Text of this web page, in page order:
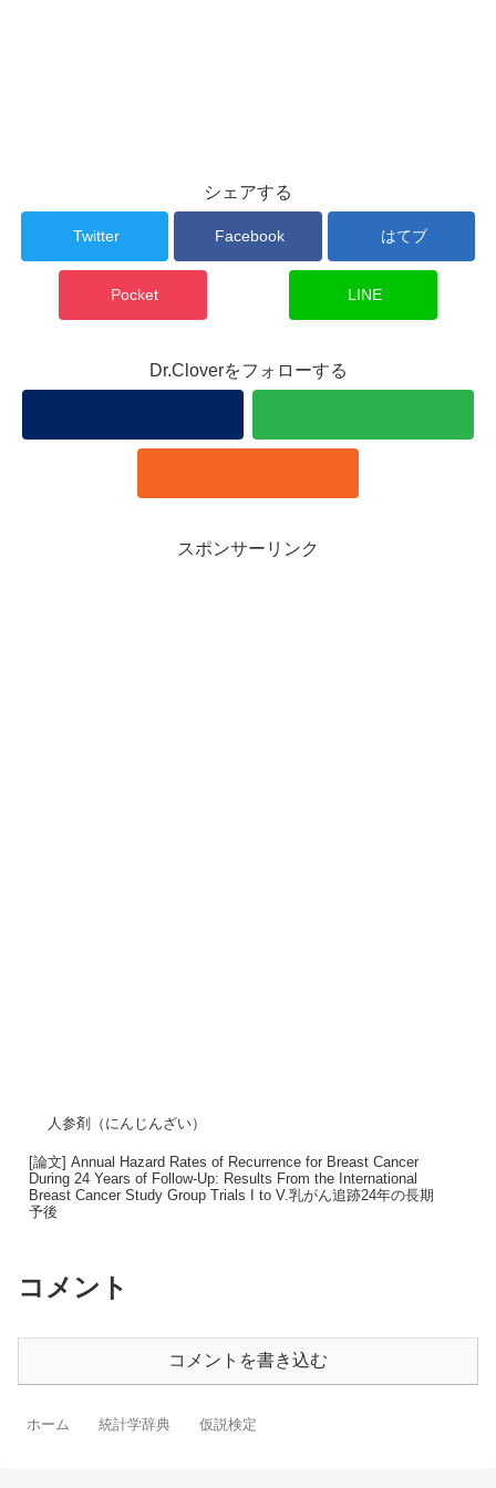
シェアする
Twitter Facebook はてブ
Pocket LINE
Dr.Cloverをフォローする
スポンサーリンク
人参剤（にんじんざい）
[論文] Annual Hazard Rates of Recurrence for Breast Cancer
During 24 Years of Follow-Up: Results From the International
Breast Cancer Study Group Trials I to V.乳がん追跡24年の長期
予後
コメント
コメントを書き込む
ホーム 統計学辞典 仮説検定